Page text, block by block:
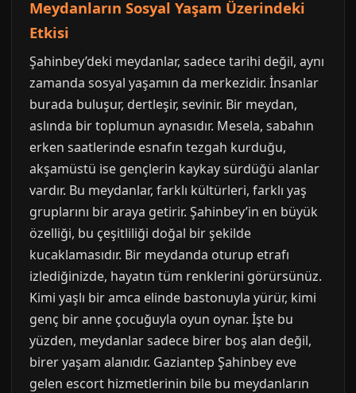
Meydanların Sosyal Yaşam Üzerindeki
Etkisi
Şahinbey’deki meydanlar, sadece tarihi değil, aynı
zamanda sosyal yaşamın da merkezidir. İnsanlar
burada buluşur, dertleşir, sevinir. Bir meydan,
aslında bir toplumun aynasıdır. Mesela, sabahın
erken saatlerinde esnafın tezgah kurduğu,
akşamüstü ise gençlerin kaykay sürdüğü alanlar
vardır. Bu meydanlar, farklı kültürleri, farklı yaş
gruplarını bir araya getirir. Şahinbey’in en büyük
özelliği, bu çeşitliliği doğal bir şekilde
kucaklamasıdır. Bir meydanda oturup etrafı
izlediğinizde, hayatın tüm renklerini görürsünüz.
Kimi yaşlı bir amca elinde bastonuyla yürür, kimi
genç bir anne çocuğuyla oyun oynar. İşte bu
yüzden, meydanlar sadece birer boş alan değil,
birer yaşam alanıdır. Gaziantep Şahinbey eve
gelen escort hizmetlerinin bile bu meydanların